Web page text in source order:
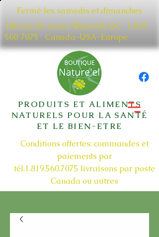
Fermé les samedis et dimanches
186 rue St-Louis, Warwick, QC​ 1.819
560 7075
Canada-USA-Europe
PRODUITS ET ALIMENTS
NATURELS POUR LA SANTÉ
ET LE BIEN-ETRE
Conditions offertes: commandes et
paiements par
tél.1.819.560.7075 livraisons par poste
Canada ou autres